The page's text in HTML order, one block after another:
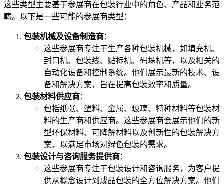
这些类型主要基于参展商在包装行业中的角色、产品和业务范
畴。以下是一些可能的参展商类型：
包装机械及设备制造商：
这些参展商专注于生产各种包装机械，如填充机、
封口机、包装线、贴标机、码垛机等，以及相关的
自动化设备和控制系统。他们展示最新的技术、设
备和解决方案，旨在提高包装效率和质量。
包装材料供应商：
包括纸张、塑料、金属、玻璃、特种材料等包装材
料的生产商和供应商。这些参展商会展示他们的新
型环保材料、可降解材料以及创新性的包装解决方
案，以满足市场对绿色包装的需求。
包装设计与咨询服务提供商：
这些参展商专注于包装设计和咨询服务，为客户提
供从概念设计到成品包装的全方位解决方案。他们